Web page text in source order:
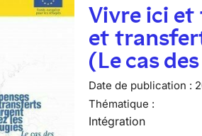
Vivre ici et
et
(Le cas
Date de publication :
Thématique :
Intégration